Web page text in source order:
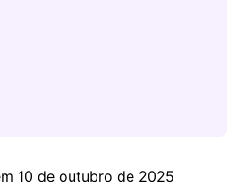
10 de outubro de 2025